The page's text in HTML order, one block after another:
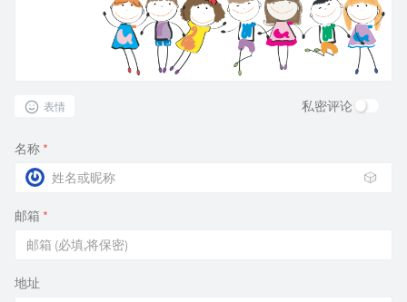
表情 私密评论
名称 *
🎲
邮箱 *
地址